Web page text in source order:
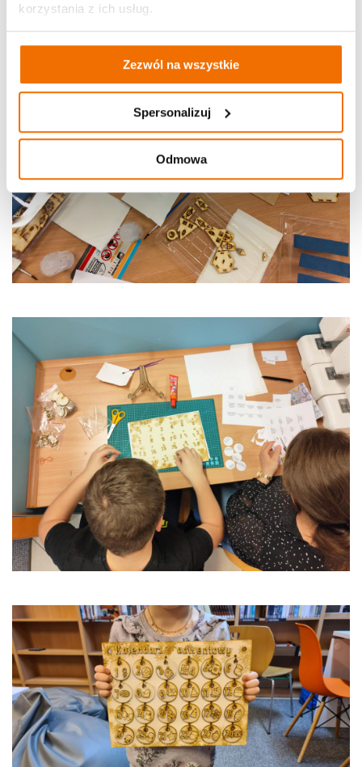
korzystania z ich usług.
Zezwól na wszystkie
Spersonalizuj
Odmowa